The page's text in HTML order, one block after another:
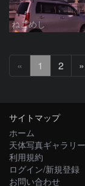
ねこめし
« 1 2 »
サイトマップ
ホーム
天体写真ギャラリ
利用規約
ログイン/新規登録
お問い合わせ